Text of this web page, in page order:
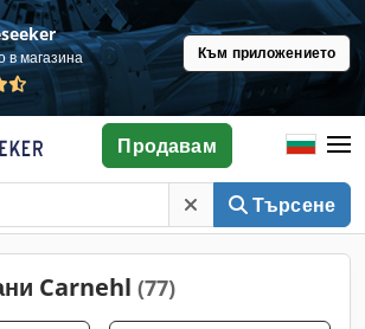
в магазина Към приложението
Търсене
Продавам
Carnehl (77)